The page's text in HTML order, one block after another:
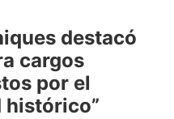
destacó
cargos
por el
histórico”